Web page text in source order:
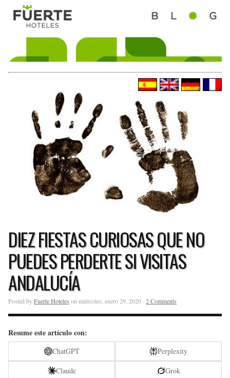
DIEZ FIESTAS CURIOSAS QUE NO
PUEDES PERDERTE SI VISITAS
ANDALUCÍA
Posted byFuerte Hoteles on miércoles, enero 29, 2020 · 2 Comments
Resume este artículo con:
ChatGPT
Perplexity
Claude
Grok